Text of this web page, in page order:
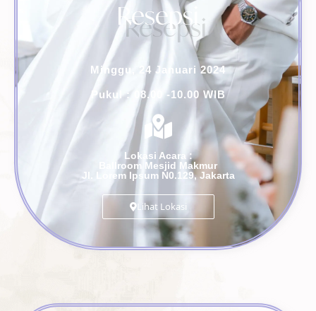
Resepsi
Minggu, 24 Januari 2024
Pukul : 08.00 -10.00 WIB
Lokasi Acara :
Ballroom Mesjid Makmur
Jl. Lorem Ipsum N0.129, Jakarta
Lihat Lokasi